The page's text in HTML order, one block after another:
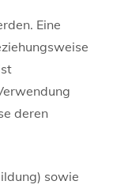
Eine
deren
sowie